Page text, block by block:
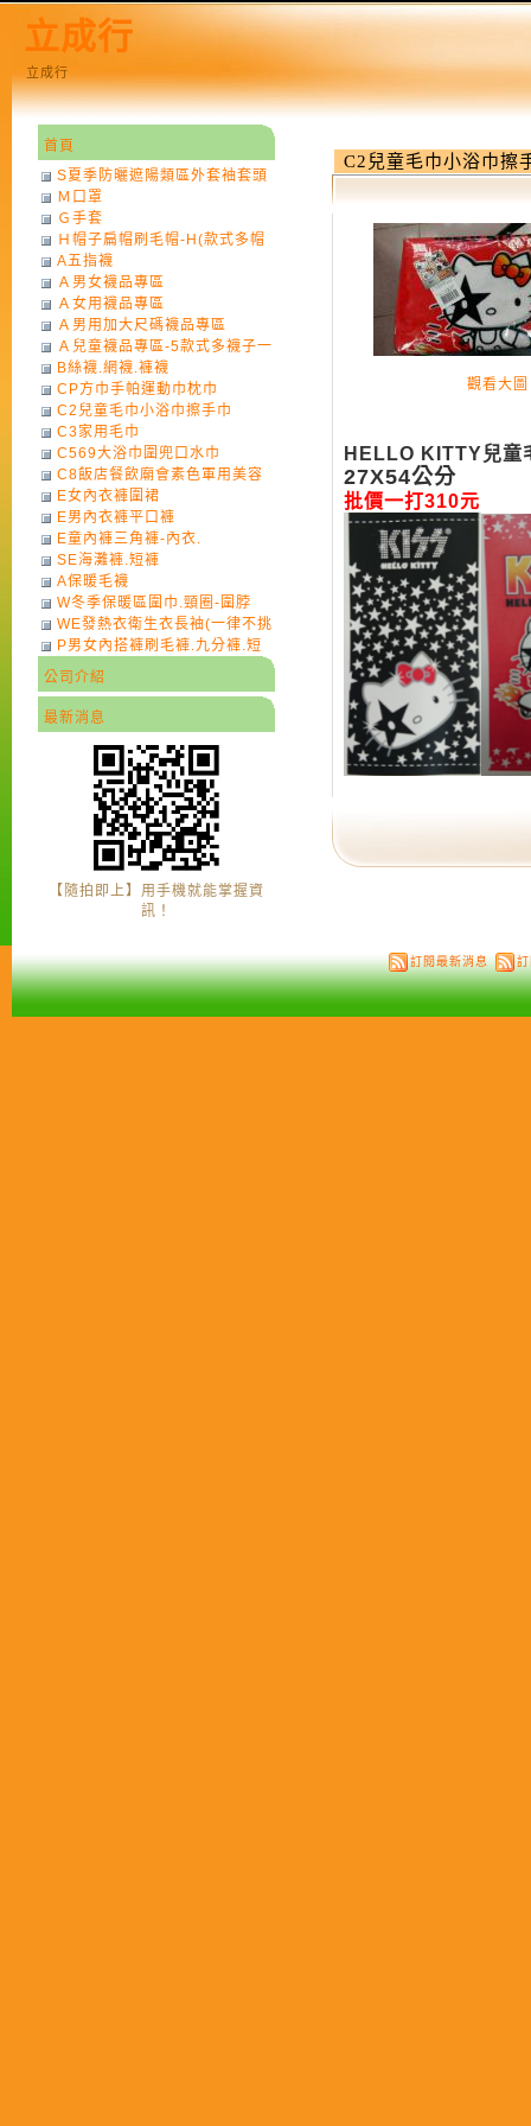
立成行
立成行
C2兒童毛巾小浴巾擦
觀看大圖
HELLO KITTY兒童
27X54公分
批價一打310元
首頁
S夏季防曬遮陽類區外套袖套頭
巾
Ｍ口罩
Ｇ手套
Ｈ帽子扁帽刷毛帽-H(款式多帽
子一律不挑色)
A五指襪
Ａ男女襪品專區
Ａ女用襪品專區
Ａ男用加大尺碼襪品專區
Ａ兒童襪品專區-5款式多襪子一
律不挑款式花色)
B絲襪.網襪.褲襪
CP方巾手帕運動巾枕巾
C2兒童毛巾小浴巾擦手巾
C3家用毛巾
C569大浴巾圍兜口水巾
C8飯店餐飲廟會素色軍用美容
巾
E女內衣褲圍裙
E男內衣褲平口褲
E童內褲三角褲-內衣.
SE海灘褲.短褲
A保暖毛襪
W冬季保暖區圍巾.頸圈-圍脖
WE發熱衣衛生衣長袖(一律不挑
色)-7
P男女內搭褲刷毛褲.九分褲.短
褲
公司介紹
最新消息
【隨拍即上】用手機就能掌握資
訊！
訂閱最新消息 訂